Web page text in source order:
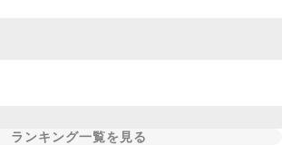
ランキング一覧を見る